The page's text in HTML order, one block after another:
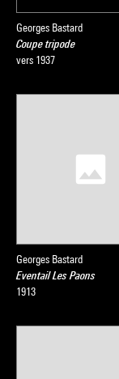
Georges Bastard
Coupe tripode
vers 1937
Georges Bastard
Eventail Les Paons
1913